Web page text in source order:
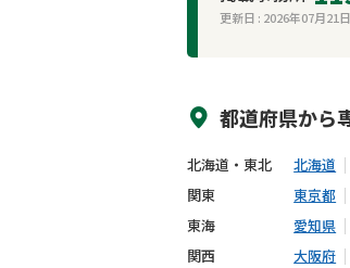
更新日 : 2026年07月21日
都道府県から
北海道・東北 北海道
関東
東京都
東海
愛知県
関西
大阪府